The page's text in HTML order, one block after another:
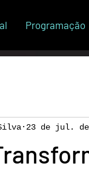
Programação
23 de jul. de